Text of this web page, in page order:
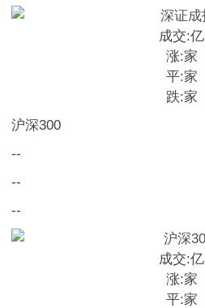
成交:亿
涨:家
平:家
跌:家
沪深300
--
--
--
成交:亿
涨:家
平:家